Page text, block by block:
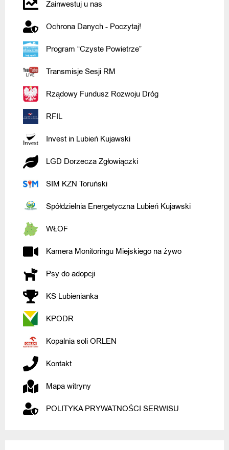
Zainwestuj u nas
Ochrona Danych - Poczytaj!
Program “Czyste Powietrze”
Transmisje Sesji RM
Rządowy Fundusz Rozwoju Dróg
RFIL
Invest in Lubień Kujawski
LGD Dorzecza Zgłowiączki
SIM KZN Toruński
Spółdzielnia Energetyczna Lubień Kujawski
WŁOF
Kamera Monitoringu Miejskiego na żywo
Psy do adopcji
KS Lubienianka
KPODR
Kopalnia soli ORLEN
Kontakt
Mapa witryny
POLITYKA PRYWATNOŚCI SERWISU